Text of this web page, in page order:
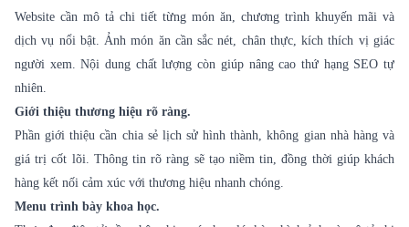
Website cần mô tả chi tiết từng món ăn, chương trình khuyến mãi và
dịch vụ nổi bật. Ảnh món ăn cần sắc nét, chân thực, kích thích vị giác
người xem. Nội dung chất lượng còn giúp nâng cao thứ hạng SEO tự
nhiên.
Giới thiệu thương hiệu rõ ràng.
Phần giới thiệu cần chia sẻ lịch sử hình thành, không gian nhà hàng và
giá trị cốt lõi. Thông tin rõ ràng sẽ tạo niềm tin, đồng thời giúp khách
hàng kết nối cảm xúc với thương hiệu nhanh chóng.
Menu trình bày khoa học.